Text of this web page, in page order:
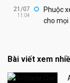
21/07
11:04
Phuộc
cho mọi
Bài viết xem